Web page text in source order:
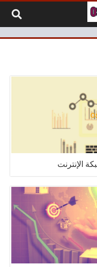
الإنترنت